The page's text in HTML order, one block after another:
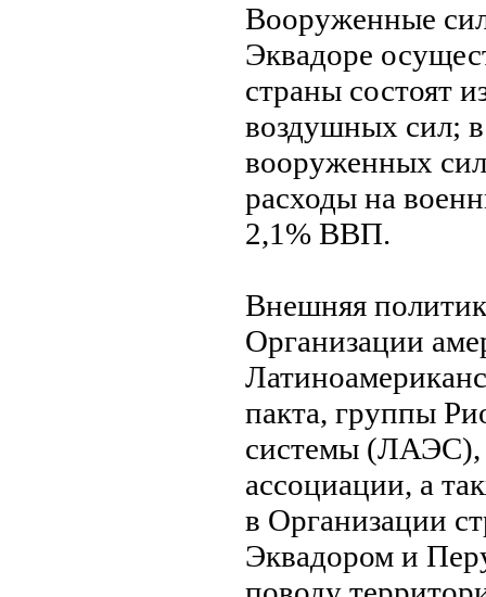
Вооруженные
Эквадоре
страны состоят
воздушных сил;
вооруженных
расходы на
2,1% ВВП.
Внeшняя
Организации
пакта, группы
системы (ЛАЭС),
ассоциации, а
в Организации
Эквадором и